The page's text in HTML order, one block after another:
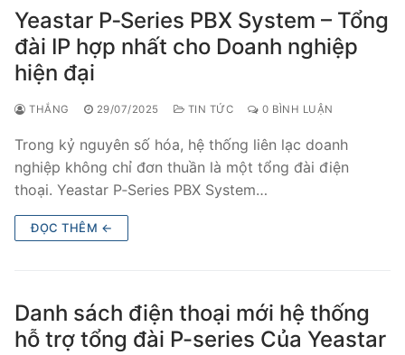
Yeastar P‑Series PBX System – Tổng
đài IP hợp nhất cho Doanh nghiệp
hiện đại
THẮNG 29/07/2025 TIN TỨC 0 BÌNH LUẬN
Trong kỷ nguyên số hóa, hệ thống liên lạc doanh
nghiệp không chỉ đơn thuần là một tổng đài điện
thoại. Yeastar P‑Series PBX System…
ĐỌC THÊM ←
Danh sách điện thoại mới hệ thống
hỗ trợ tổng đài P-series Của Yeastar